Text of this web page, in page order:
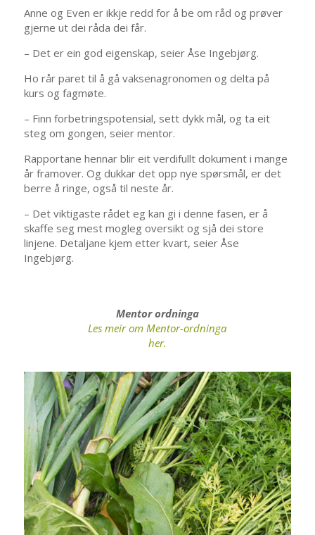
Anne og Even er ikkje redd for å be om råd og prøver
gjerne ut dei råda dei får.
– Det er ein god eigenskap, seier Åse Ingebjørg.
Ho rår paret til å gå vaksenagronomen og delta på
kurs og fagmøte.
– Finn forbetringspotensial, sett dykk mål, og ta eit
steg om gongen, seier mentor.
Rapportane hennar blir eit verdifullt dokument i mange
år framover. Og dukkar det opp nye spørsmål, er det
berre å ringe, også til neste år.
– Det viktigaste rådet eg kan gi i denne fasen, er å
skaffe seg mest mogleg oversikt og sjå dei store
linjene. Detaljane kjem etter kvart, seier Åse
Ingebjørg.
Mentor ordninga
Les meir om Mentor-ordninga
her.